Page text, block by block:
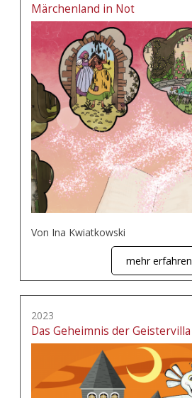
Märchenland in Not
Von Ina Kwiatkowski
mehr erfahren
2023
Das Geheimnis der Geistervilla